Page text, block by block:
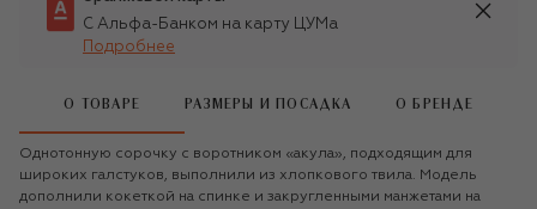
С Альфа-Банком на карту ЦУМа
Подробнее
О ТОВАРЕ РАЗМЕРЫ И ПОСАДКА О БРЕНДЕ
Однотонную сорочку с воротником «акула», подходящим для
широких галстуков, выполнили из хлопкового твила. Модель
дополнили кокеткой на спинке и закругленными манжетами на